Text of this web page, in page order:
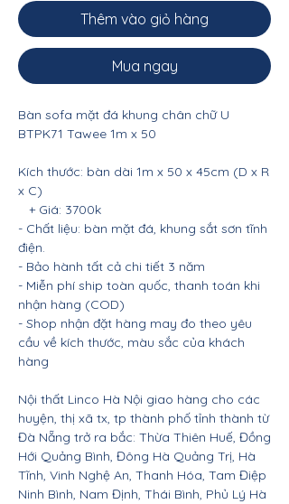
Thêm vào giỏ hàng
Mua ngay
Bàn sofa mặt đá khung chân chữ U
BTPK71 Tawee 1m x 50
Kích thước: bàn dài 1m x 50 x 45cm (D x R
x C)
+ Giá: 3700k
- Chất liệu: bàn mặt đá, khung sắt sơn tĩnh
điện.
- Bảo hành tất cả chi tiết 3 năm
- Miễn phí ship toàn quốc, thanh toán khi
nhận hàng (COD)
- Shop nhận đặt hàng may đo theo yêu
cầu về kích thước, màu sắc của khách
hàng
Nội thất Linco Hà Nội giao hàng cho các
huyện, thị xã tx, tp thành phố tỉnh thành từ
Đà Nẵng trở ra bắc: Thừa Thiên Huế, Đồng
Hới Quảng Bình, Đông Hà Quảng Trị, Hà
Tĩnh, Vinh Nghệ An, Thanh Hóa, Tam Điệp
Ninh Bình, Nam Định, Thái Bình, Phủ Lý Hà